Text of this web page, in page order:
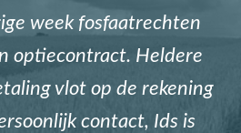
week fosfaatrechten
optiecontract. Heldere
vlot op de rekening
contact, Ids is